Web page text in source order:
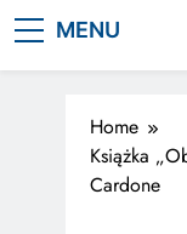
Osiągania Celów w
MENU
Home
Książka
Cardone